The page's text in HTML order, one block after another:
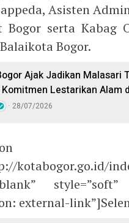
Asisten
Bogor serta Kabag
Bogor.
Ajak Jadikan Malasari
Lestarikan Alam
28/07/2026
kotabogor.go.id/
style=”soft”
external-